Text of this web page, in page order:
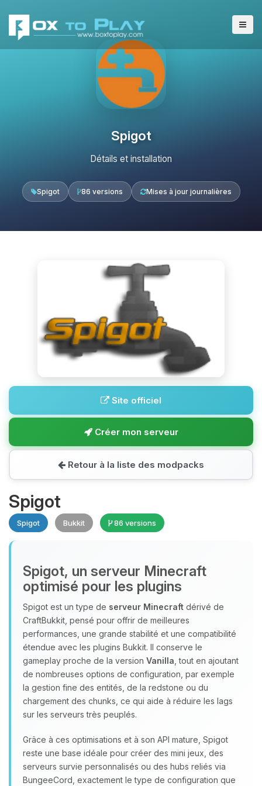
Spigot
Détails et installation
Spigot 86 versions Mises à jour journalières
Site officiel
Créer mon serveur
Retour à la liste des modpacks
Spigot
Spigot Bukkit 86 versions
Spigot, un serveur Minecraft
optimisé pour les plugins
Spigot est un type de serveur Minecraft dérivé de
CraftBukkit, pensé pour offrir de meilleures
performances, une grande stabilité et une compatibilité
étendue avec les plugins Bukkit. Il conserve le
gameplay proche de la version Vanilla , tout en ajoutant
de nombreuses options de configuration, par exemple
la gestion fine des entités, de la redstone ou du
chargement des chunks, ce qui aide à réduire les lags
sur les serveurs très peuplés.
Grâce à ces optimisations et à son API mature, Spigot
reste une base idéale pour créer des mini jeux, des
serveurs survie personnalisés ou des hubs reliés via
BungeeCord, exactement le type de configuration que
Youpi, enfin quelqu’un pour me
parler ! Moi c’est Choupy, ton petit
assistant BoxToPlay. Dis-moi ce dont
tu as besoin et je vais remuer mes
petits circuits pour t’aider.
10/08/2026 à 12:47